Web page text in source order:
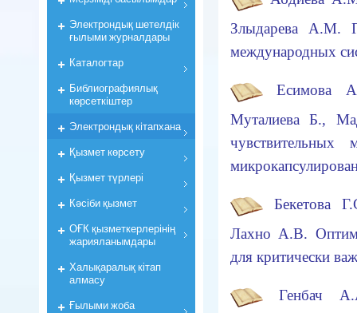
Злыдарева А.М.
международных
Есимова
Муталиева Б.,
чувствительных
Бекетова
Лахно А.В.
для критически
Генбач
Электрондық шетелдік
ғылыми журналдары
Каталогтар
Библиографиялық
көрсеткiштер
Электрондық кiтапхана
Қызмет көрсету
Қызмет түрлері
Кәсіби қызмет
ОҒК қызметкерлерiнiң
жарияланымдары
Халықаралық кітап
алмасу
Ғылыми жоба